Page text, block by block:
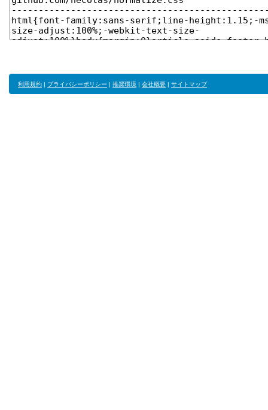
利用規約 | プライバシーポリシー | 推奨環境 | 会社概要 | サイトマップ